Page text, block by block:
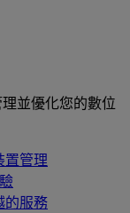
並優化您的數位
置管理
的服務